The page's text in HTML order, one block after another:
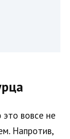
вовсе не
Напротив,